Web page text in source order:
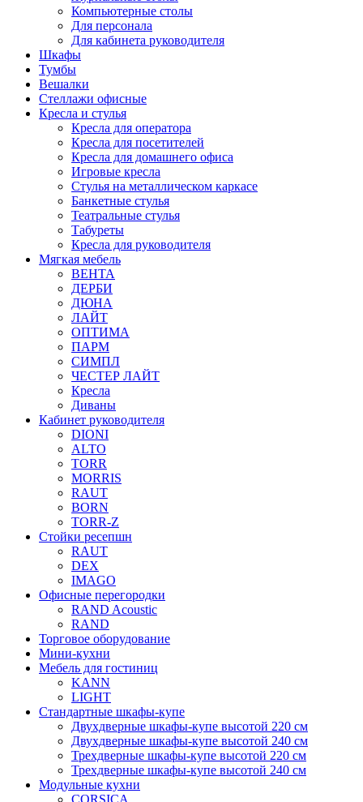
Компьютерные столы
Для персонала
Для кабинета руководителя
Шкафы
Тумбы
Вешалки
Стеллажи офисные
Кресла и стулья
Кресла для оператора
Кресла для посетителей
Кресла для домашнего офиса
Игровые кресла
Стулья на металлическом каркасе
Банкетные стулья
Театральные стулья
Табуреты
Кресла для руководителя
Мягкая мебель
ВЕНТА
ДЕРБИ
ДЮНА
ЛАЙТ
ОПТИМА
ПАРМ
СИМПЛ
ЧЕСТЕР ЛАЙТ
Кресла
Диваны
Кабинет руководителя
DIONI
ALTO
TORR
MORRIS
RAUT
BORN
TORR-Z
Стойки ресепшн
RAUT
DEX
IMAGO
Офисные перегородки
RAND Acoustic
RAND
Торговое оборудование
Мини-кухни
Мебель для гостиниц
KANN
LIGHT
Стандартные шкафы-купе
Двухдверные шкафы-купе высотой 220 см
Двухдверные шкафы-купе высотой 240 см
Трехдверные шкафы-купе высотой 220 см
Трехдверные шкафы-купе высотой 240 см
Модульные кухни